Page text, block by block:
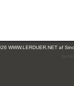
WWW.LERDUER.NET af